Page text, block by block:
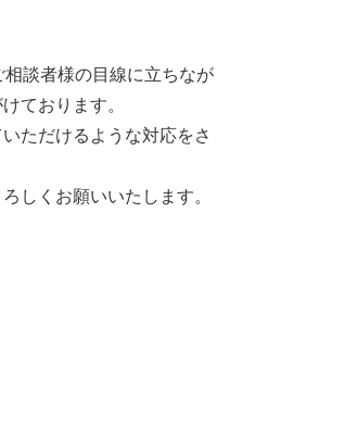
談者様の目線に立ちなが
ております。
ただけるような対応をさ
しくお願いいたします。